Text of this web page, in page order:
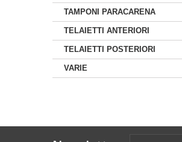
TAMPONI PARACARENA
TELAIETTI ANTERIORI
TELAIETTI POSTERIORI
VARIE